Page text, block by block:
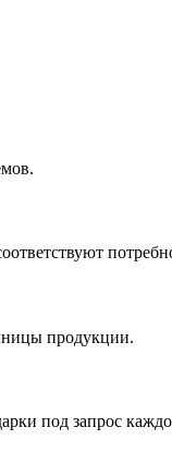
продукции.
под запрос